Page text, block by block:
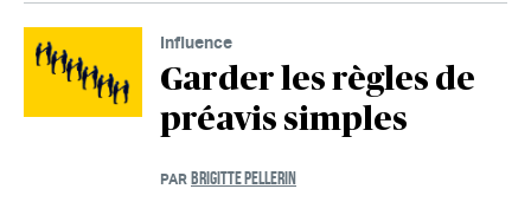
Influence
Garder les règles de
préavis simples
PAR BRIGITTE PELLERIN